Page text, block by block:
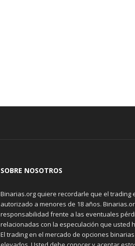
SOBRE NOSOTROS
Binarias.org quiere recordarle que el trading
autorizado a menores de 18 años.
responsabilidad frente a las eventuales
relacionadas con la especulación que usted
El trading en el mercado de opciones